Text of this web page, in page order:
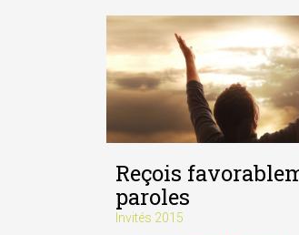
Reçois
paroles
Invités 2015